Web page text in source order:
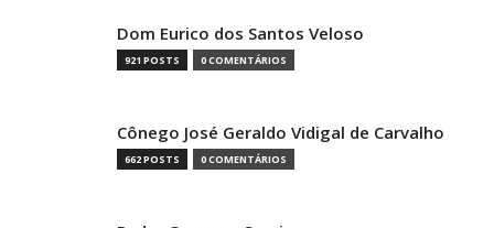
Dom Eurico dos Santos Veloso
921 POSTS 0 COMENTÁRIOS
Cônego José Geraldo Vidigal de Carvalho
662 POSTS 0 COMENTÁRIOS